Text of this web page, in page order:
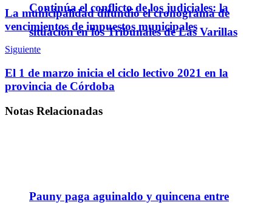
Continúa el conflicto de los judiciales: la
situación en los Tribunales de Las Varillas
Pauny paga aguinaldo y quincena entre
La municipalidad difundió el cronograma de
vencimientos de impuestos municipales
Siguiente
El 1 de marzo inicia el ciclo lectivo 2021 en la
provincia de Córdoba
Notas Relacionadas